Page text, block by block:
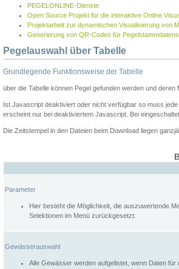
PEGELONLINE-Dienste
Open Source Projekt für die interaktive Online
Projektarbeit zur dynamischen Visualisierung von
Generierung von QR-Codes für
Pegelauswahl über Tabelle
Grundlegende Funktionsweise der Tabelle
über die Tabelle können Pegel gefunden werden und
Ist Javascript deaktiviert oder nicht verfügbar so muss
erscheint nur bei deaktiviertem Javascript. Bei
Die Zeitstempel in den Dateien beim Download liegen
Parameter
Hier besteht die Möglichkeit, die auszuwertende
Selektionen im Menü zurückgesetzt.
Gewässerauswahl
Alle Gewässer werden aufgelistet, wenn Daten für